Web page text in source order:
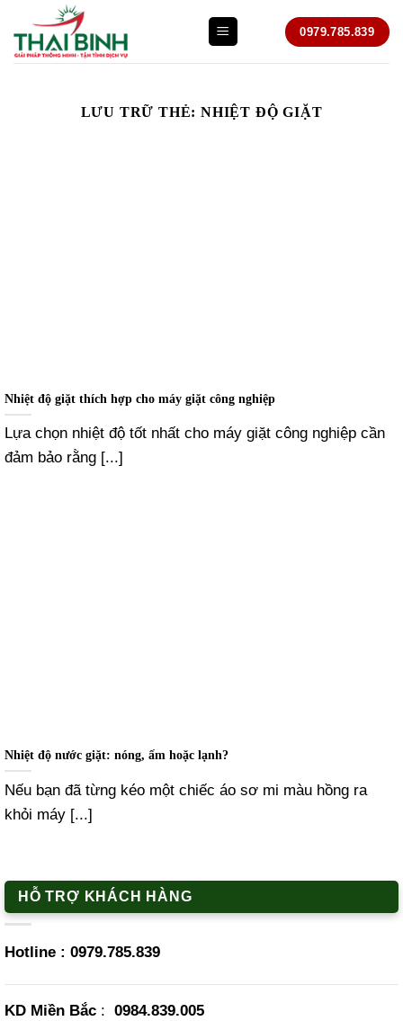
qua
nội
0979.785.839
LƯU TRỮ THẺ: NHIỆT ĐỘ GIẶT
Nhiệt độ giặt thích hợp cho máy giặt công nghiệp
Lựa chọn nhiệt độ tốt nhất cho máy giặt công nghiệp cần
đảm bảo rằng [...]
Nhiệt độ nước giặt: nóng, ấm hoặc lạnh?
Nếu bạn đã từng kéo một chiếc áo sơ mi màu hồng ra
khỏi máy [...]
HỖ TRỢ KHÁCH HÀNG
Hotline : 0979.785.839
KD Miền Bắc : 0984.839.005